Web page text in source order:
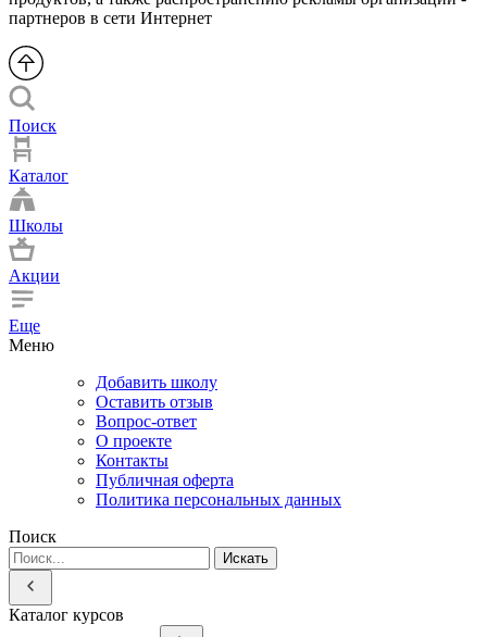
партнеров в сети Интернет
Поиск
Каталог
Школы
Акции
Еще
Меню
Добавить школу
Оставить отзыв
Вопрос-ответ
О проекте
Контакты
Публичная оферта
Политика персональных данных
Поиск
Искать
Каталог курсов